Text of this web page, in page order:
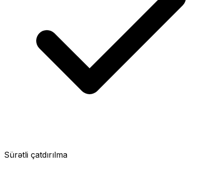
Sürətli çatdırılma